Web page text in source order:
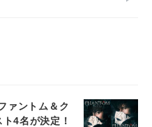
ァントム＆ク
4名が決定！